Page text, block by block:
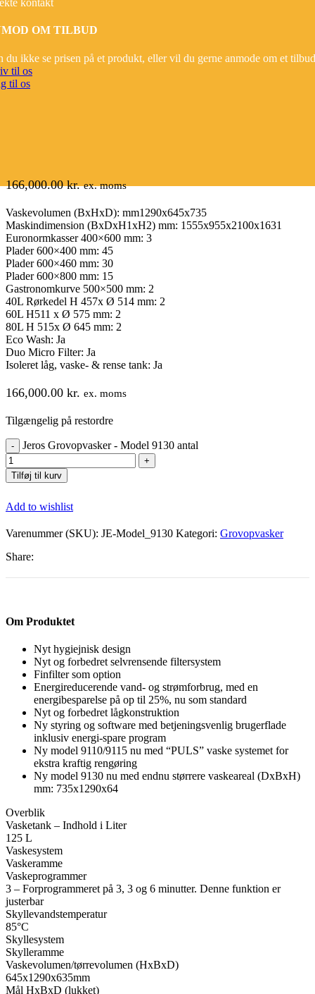
kontakt
OM TILBUD
du ikke se prisen på et produkt, eller vil du gerne anmode om et
til os
til os
166,000.00kr. ex. moms
Vaskevolumen (BxHxD): mm1290x645x735
Maskindimension (BxDxH1xH2) mm: 1555x955x2100x1631
Euronormkasser 400×600 mm: 3
Plader 600×400 mm: 45
Plader 600×460 mm: 30
Plader 600×800 mm: 15
Gastronomkurve 500×500 mm: 2
40L Rørkedel H 457x Ø 514 mm: 2
60L H511 x Ø 575 mm: 2
80L H 515x Ø 645 mm: 2
Eco Wash: Ja
Duo Micro Filter: Ja
Isoleret låg, vaske- & rense tank: Ja
166,000.00 kr. ex. moms
Tilgængelig på restordre
Jeros Grovopvasker - Model 9130 antal
Tilføj til kurv
Add to wishlist
Varenummer (SKU): JE-Model_9130 Kategori: Grovopvasker
Share:
Om Produktet
Nyt hygiejnisk design
Nyt og forbedret selvrensende filtersystem
Finfilter som option
Energireducerende vand- og strømforbrug, med en
energibesparelse på op til 25%, nu som standard
Nyt og forbedret lågkonstruktion
Ny styring og software med betjeningsvenlig brugerflade
inklusiv energi-spare program
Ny model 9110/9115 nu med “PULS” vaske systemet for
ekstra kraftig rengøring
Ny model 9130 nu med endnu størrere vaskeareal (DxBxH)
mm: 735x1290x64
Overblik
Vasketank – Indhold i Liter
125 L
Vaskesystem
Vaskeramme
Vaskeprogrammer
3 – Forprogrammeret på 3, 3 og 6 minutter. Denne funktion er
justerbar
Skyllevandstemperatur
85°C
Skyllesystem
Skylleramme
Vaskevolumen/tørrevolumen (HxBxD)
645x1290x635mm
Mål HxBxD (lukket)